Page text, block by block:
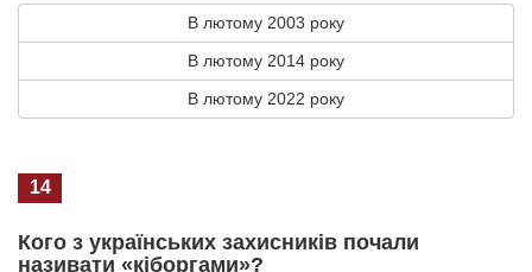
В лютому 2003 року
В лютому 2014 року
В лютому 2022 року
14
Кого з українських захисників почали
називати «кіборгами»?